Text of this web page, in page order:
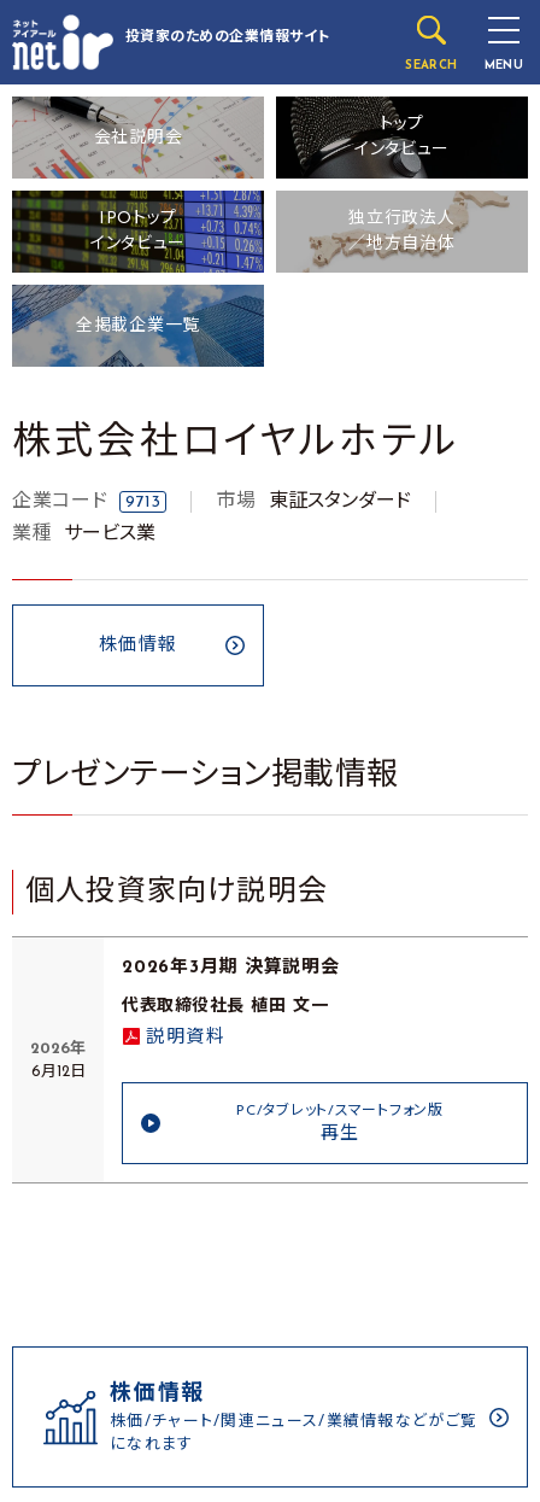
投資家のための企業情報サイト
SEARCH MENU
会社説明会
トップ
インタビュー
IPOトップ
インタビュー
独立行政法人
／地方自治体
全掲載企業一覧
株式会社ロイヤルホテル
企業コード 9713 市場
東証スタンダード
業種
サービス業
株価情報
プレゼンテーション掲載情報
個人投資家向け説明会
2026年
6月12日
2026年3月期 決算説明会
代表取締役社長 植田 文一
説明資料
PC/タブレット/スマートフォン版
再生
株価情報
株価/チャート/関連ニュース/業績情報などがご覧
になれます